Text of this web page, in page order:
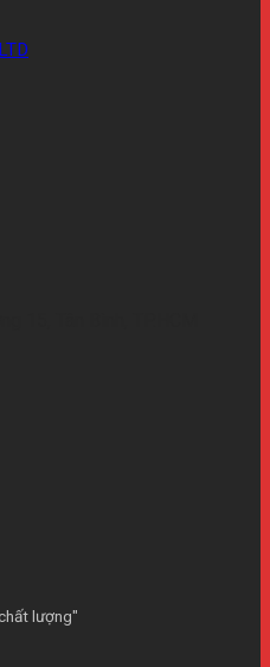
lượng"